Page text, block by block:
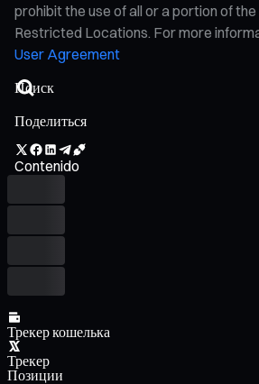
prohibit the use of all or a portion of
Restricted Locations. For more
User Agreement
Поделиться
Contenido
Трекер кошелька
Трекер
Позиции